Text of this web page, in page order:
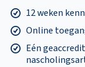
12 weken
Online
Eén